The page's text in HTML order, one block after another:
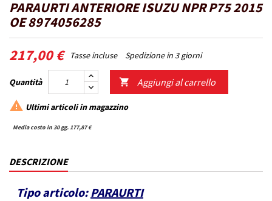
PARAURTI ANTERIORE ISUZU NPR P75 2015
OE 8974056285
217,00 € Tasse incluse Spedizione in 3 giorni
Quantità  Aggiungi al carrello
 Ultimi articoli in magazzino
Media costo in 30 gg. 177,87 €
DESCRIZIONE
Tipo articolo: PARAURTI